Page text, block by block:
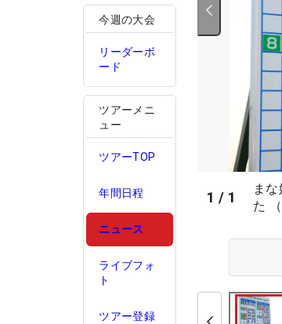
今週の大会
リーダーボ
ード
ツアーメニ
ュー
ツアーTOP
年間日程
ニュース
ライブフォ
ト
ツアー登録
1 / 1
ま
た